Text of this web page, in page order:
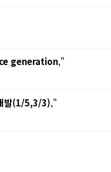
generation,"
발(1/5,3/3),"